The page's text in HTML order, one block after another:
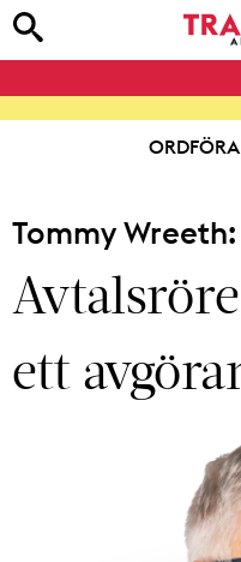
Tommy Wreeth:
ett